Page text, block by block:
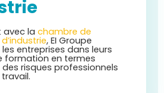
avec la chambre de
, EI Groupe
entreprises dans leurs
formation en termes
risques professionnels